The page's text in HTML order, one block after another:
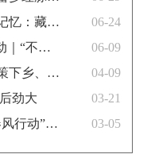
。在闽东水电站初处分
标的指引向左转入一条
福承文脉·共筑名城 | 康厝记忆：藏在山风里的畲乡密码
06-24
“来康厝，很不错”系列活动｜“不错”地标等你来！
06-09
市人社局到康厝乡开展政策下乡、服务上门活动
04-09
劲大
03-21
福安畲开工业园区举办“春风行动”招聘会
03-05